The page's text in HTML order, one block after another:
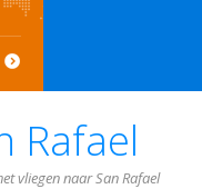
Rafael
vliegen naar San Rafael